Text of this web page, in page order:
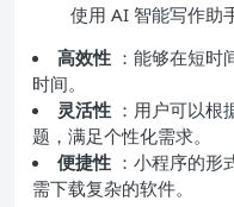
使用 AI 智能写作助
高效性 ：能够在短
时间。
灵活性 ：用户可以
题，满足个性化需求。
便捷性 ：小程序的
需下载复杂的软件。